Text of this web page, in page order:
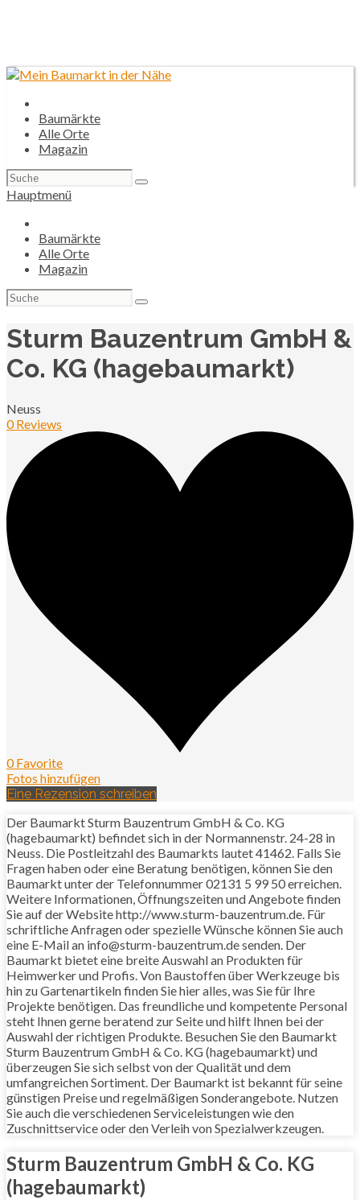
Baumärkte
Alle Orte
Magazin
Suchen
nach:
Hauptmenü
Baumärkte
Alle Orte
Magazin
Suchen
nach:
Sturm Bauzentrum GmbH &
Co. KG (hagebaumarkt)
Neuss
0 Reviews
0 Favorite
Fotos hinzufügen
Eine Rezension schreiben
Der Baumarkt Sturm Bauzentrum GmbH & Co. KG
(hagebaumarkt) befindet sich in der Normannenstr. 24-28 in
Neuss. Die Postleitzahl des Baumarkts lautet 41462. Falls Sie
Fragen haben oder eine Beratung benötigen, können Sie den
Baumarkt unter der Telefonnummer 02131 5 99 50 erreichen.
Weitere Informationen, Öffnungszeiten und Angebote finden
Sie auf der Website http://www.sturm-bauzentrum.de. Für
schriftliche Anfragen oder spezielle Wünsche können Sie auch
eine E-Mail an info@sturm-bauzentrum.de senden. Der
Baumarkt bietet eine breite Auswahl an Produkten für
Heimwerker und Profis. Von Baustoffen über Werkzeuge bis
hin zu Gartenartikeln finden Sie hier alles, was Sie für Ihre
Projekte benötigen. Das freundliche und kompetente Personal
steht Ihnen gerne beratend zur Seite und hilft Ihnen bei der
Auswahl der richtigen Produkte. Besuchen Sie den Baumarkt
Sturm Bauzentrum GmbH & Co. KG (hagebaumarkt) und
überzeugen Sie sich selbst von der Qualität und dem
umfangreichen Sortiment. Der Baumarkt ist bekannt für seine
günstigen Preise und regelmäßigen Sonderangebote. Nutzen
Sie auch die verschiedenen Serviceleistungen wie den
Zuschnittservice oder den Verleih von Spezialwerkzeugen.
Sturm Bauzentrum GmbH & Co. KG
(hagebaumarkt)